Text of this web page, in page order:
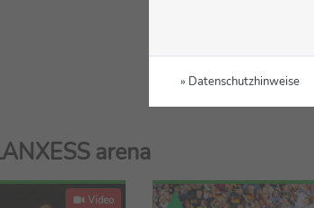
arena
Video
» Datenschutzhinweise